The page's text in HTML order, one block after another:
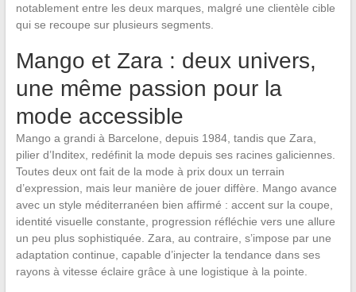
notablement entre les deux marques, malgré une clientèle cible
qui se recoupe sur plusieurs segments.
Mango et Zara : deux univers,
une même passion pour la
mode accessible
Mango a grandi à Barcelone, depuis 1984, tandis que Zara,
pilier d’Inditex, redéfinit la mode depuis ses racines galiciennes.
Toutes deux ont fait de la mode à prix doux un terrain
d’expression, mais leur manière de jouer diffère. Mango avance
avec un style méditerranéen bien affirmé : accent sur la coupe,
identité visuelle constante, progression réfléchie vers une allure
un peu plus sophistiquée. Zara, au contraire, s’impose par une
adaptation continue, capable d’injecter la tendance dans ses
rayons à vitesse éclaire grâce à une logistique à la pointe.